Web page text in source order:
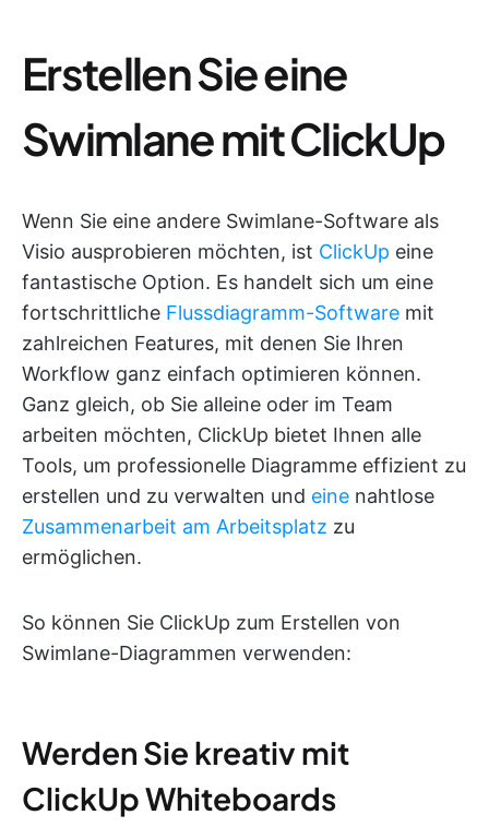
Erstellen Sie eine
Swimlane mit ClickUp
Wenn Sie eine andere Swimlane-Software als
Visio ausprobieren möchten, ist ClickUp eine
fantastische Option. Es handelt sich um eine
fortschrittliche Flussdiagramm-Software mit
zahlreichen Features, mit denen Sie Ihren
Workflow ganz einfach optimieren können.
Ganz gleich, ob Sie alleine oder im Team
arbeiten möchten, ClickUp bietet Ihnen alle
Tools, um professionelle Diagramme effizient zu
erstellen und zu verwalten und eine nahtlose
Zusammenarbeit am Arbeitsplatz zu
ermöglichen.
So können Sie ClickUp zum Erstellen von
Swimlane-Diagrammen verwenden:
Werden Sie kreativ mit
ClickUp Whiteboards